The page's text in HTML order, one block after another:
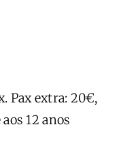
Pax extra: 20€,
12 anos